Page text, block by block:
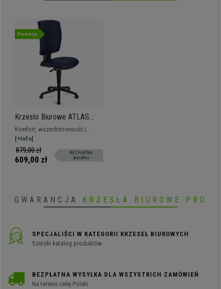
Promocja
Krzesło Biurowe ATLAS
BEZ PODŁOKIETNIKÓW
SKÓRA, Regulowane
Oparcie, Gruba Tapicerka,
Niebieskie
Komfort, wszechstronność i
solidność w bezkonkurencyjnej
cenie. Ten wspaniały model
oferuje doskonałą równowagę na
[+Info]
879,00 zł
609,00 zł
BEZPŁATNA
wysyłka
GWARANCJA KRZESŁA BIUROWE PRO
SPECJALIŚCI W KATEGORII KRZESEŁ BIUROWYCH
Szeroki katalog produktów
BEZPŁATNA WYSYŁKA DLA WSZYSTKICH ZAMÓWIEŃ
Na terenie całej Polski